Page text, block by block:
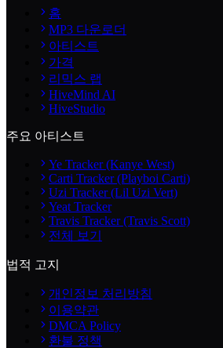
홈
MP3 다운로더
아티스트
가격
리믹스 랩
HiveMind AI
HiveStudio
주요 아티스트
Ye Tracker (Kanye West)
Carti Tracker (Playboi Carti)
Uzi Tracker (Lil Uzi Vert)
Yeat Tracker
Travis Tracker (Travis Scott)
전체 보기
법적 고지
개인정보 처리방침
이용약관
DMCA Policy
환불 정책